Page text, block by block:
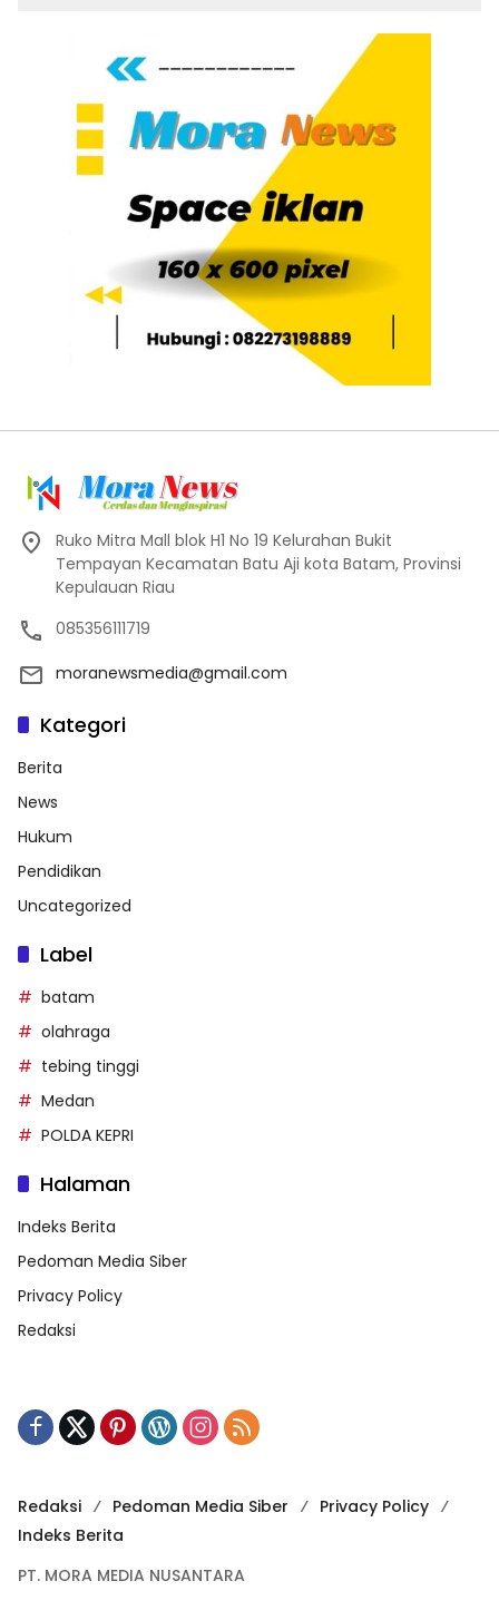
Ruko Mitra Mall blok H1 No 19 Kelurahan Bukit
Tempayan Kecamatan Batu Aji kota Batam, Provinsi
Kepulauan Riau
085356111719
moranewsmedia@gmail.com
Kategori
Berita
News
Hukum
Pendidikan
Uncategorized
Label
batam
olahraga
tebing tinggi
Medan
POLDA KEPRI
Halaman
Indeks Berita
Pedoman Media Siber
Privacy Policy
Redaksi
Redaksi Pedoman Media Siber
Privacy Policy
Indeks Berita
PT. MORA MEDIA NUSANTARA